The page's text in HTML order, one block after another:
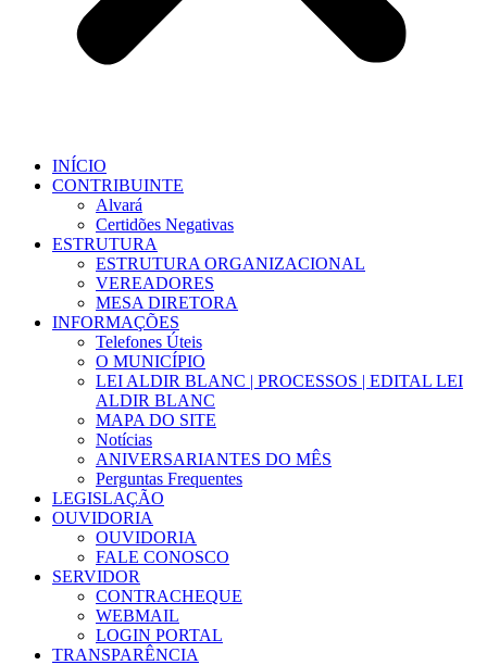
INÍCIO
CONTRIBUINTE
Alvará
Certidões Negativas
ESTRUTURA
ESTRUTURA ORGANIZACIONAL
VEREADORES
MESA DIRETORA
INFORMAÇÕES
Telefones Úteis
O MUNICÍPIO
LEI ALDIR BLANC | PROCESSOS | EDITAL LEI
ALDIR BLANC
MAPA DO SITE
Notícias
ANIVERSARIANTES DO MÊS
Perguntas Frequentes
LEGISLAÇÃO
OUVIDORIA
OUVIDORIA
FALE CONOSCO
SERVIDOR
CONTRACHEQUE
WEBMAIL
LOGIN PORTAL
TRANSPARÊNCIA